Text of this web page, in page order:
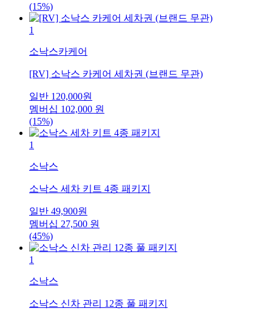
(15%)
1
소낙스카케어
[RV] 소낙스 카케어 세차권 (브랜드 무관)
일반 120,000원
멤버십 102,000 원
(15%)
1
소낙스
소낙스 세차 키트 4종 패키지
일반 49,900원
멤버십 27,500 원
(45%)
1
소낙스
소낙스 신차 관리 12종 풀 패키지